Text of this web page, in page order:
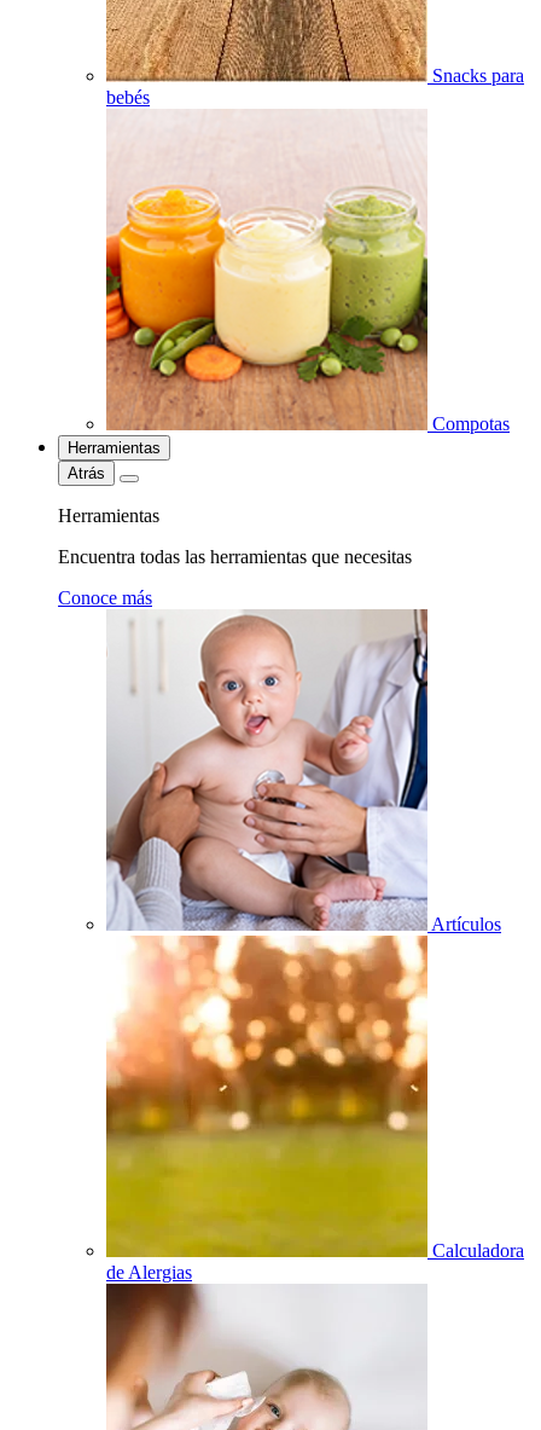
Snacks para
bebés
Compotas
Herramientas
Atrás
Herramientas
Encuentra todas las herramientas que necesitas
Conoce más
Artículos
Calculadora
de Alergias